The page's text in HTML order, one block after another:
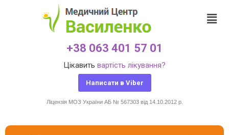
+38 063 401 57 01
Цікавить вартість лікування?
Написати в Viber
Ліцензія МОЗ України АБ № 567303 від 14.10.2012 р.